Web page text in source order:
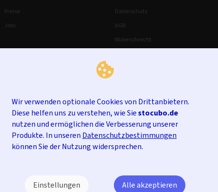
Wir verwenden optionale Cookies von Drittanbietern.
Diese helfen uns zu verstehen, wie Siestocubo.de
nutzen und ermöglichen die Verbesserung unserer
Produkte. In unseren Datenschutzbestimmungen
können Sie der Nutzung widersprechen.
Einstellungen Alle akzeptieren
Presse
Jobs
Datenschutz
AGB
Widerrufsrecht